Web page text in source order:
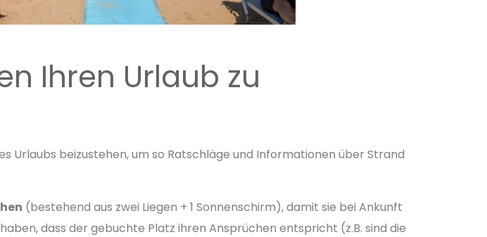
Ihren Urlaub zu
Urlaubs beizustehen, um so Ratschläge und Informationen über Strand
(bestehend aus zwei Liegen + 1 Sonnenschirm), damit sie bei Ankunft
dass der gebuchte Platz ihren Ansprüchen entspricht (z.B. sind die